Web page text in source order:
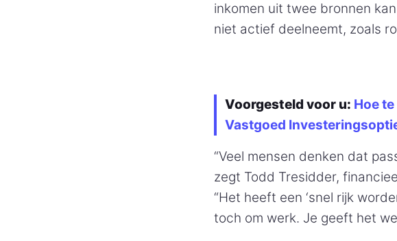
inkomen uit twee bronnen
niet actief deelneemt, zoals
Voorgesteld voor u: Hoe
Vastgoed
“Veel mensen denken dat
zegt Todd Tresidder,
“Het heeft een ‘snel rijk
toch om werk. Je geeft het